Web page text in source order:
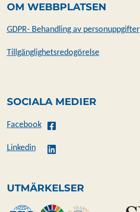
OM WEBBPLATSEN
GDPR- Behandling av personuppgifter
Tillgänglighetsredogörelse
SOCIALA MEDIER
Facebook
Linkedin
UTMÄRKELSER